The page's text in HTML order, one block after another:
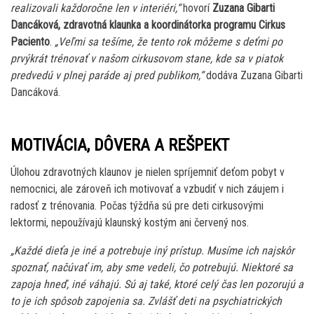
realizovali každoročne len v interiéri,“hovorí Zuzana Gibarti
Dancáková, zdravotná klaunka a koordinátorka programu Cirkus
Paciento. „Veľmi sa tešíme, že tento rok môžeme s deťmi po
prvýkrát trénovať v našom cirkusovom stane, kde sa v piatok
predvedú v plnej paráde aj pred publikom,“dodáva Zuzana Gibarti
Dancáková.
MOTIVÁCIA, DÔVERA A REŠPEKT
Úlohou zdravotných klaunov je nielen spríjemniť deťom pobyt v
nemocnici, ale zároveň ich motivovať a vzbudiť v nich záujem i
radosť z trénovania. Počas týždňa sú pre deti cirkusovými
lektormi, nepoužívajú klaunský kostým ani červený nos.
„Každé dieťa je iné a potrebuje iný prístup. Musíme ich najskôr
spoznať, načúvať im, aby sme vedeli, čo potrebujú. Niektoré sa
zapoja hneď, iné váhajú. Sú aj také, ktoré celý čas len pozorujú a
to je ich spôsob zapojenia sa. Zvlášť deti na psychiatrických